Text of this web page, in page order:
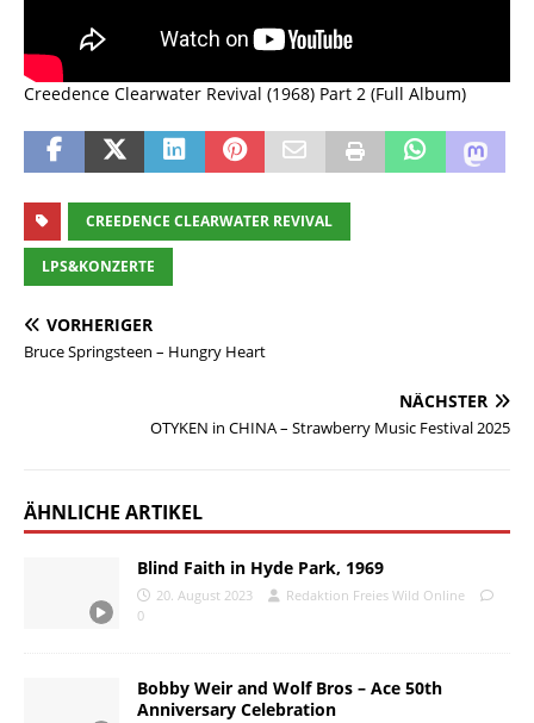
Creedence Clearwater Revival (1968) Part 2 (Full Album)
CREEDENCE CLEARWATER REVIVAL
LPS&KONZERTE
VORHERIGER
Bruce Springsteen – Hungry Heart
NÄCHSTER
OTYKEN in CHINA – Strawberry Music Festival 2025
ÄHNLICHE ARTIKEL
Blind Faith in Hyde Park, 1969
20. August 2023
Redaktion Freies Wild Online
0
Bobby Weir and Wolf Bros – Ace 50th
Anniversary Celebration